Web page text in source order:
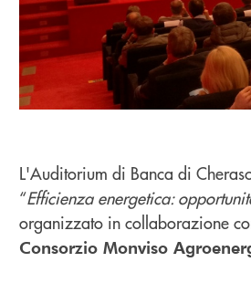
L'Auditorium di Banca di
“Efficienza energetica:
organizzato in collaborazione
Consorzio Monviso